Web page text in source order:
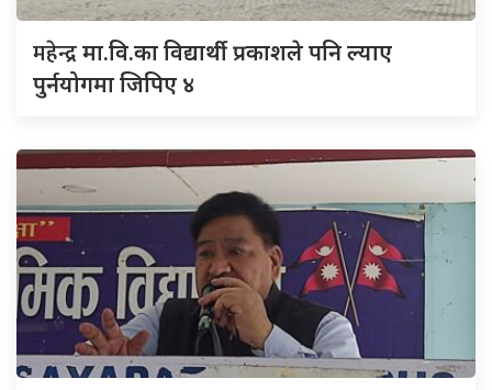
महेन्द्रमा.वि.का विद्यार्थी प्रकाशले पनि ल्याए
पुर्नयोगमा जिपिए ४